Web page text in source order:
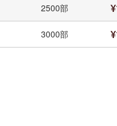
2500部
3000部